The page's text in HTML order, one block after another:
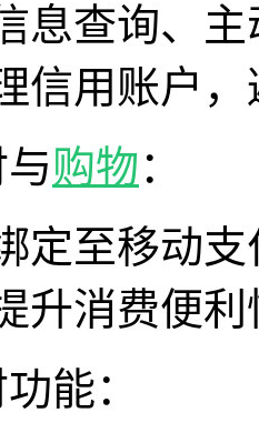
息查询、
信用账户
购物：
定至移动
升消费便利
能：